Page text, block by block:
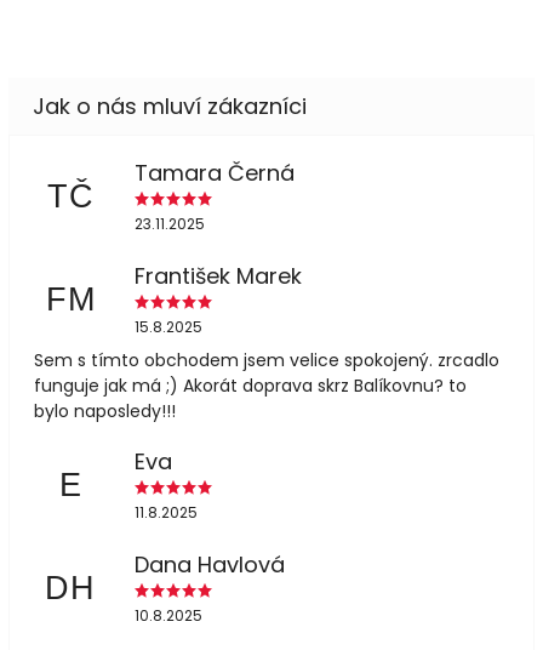
TČ
Tamara Černá
23.11.2025
FM
František Marek
15.8.2025
Sem s tímto obchodem jsem velice spokojený. zrcadlo
funguje jak má ;) Akorát doprava skrz Balíkovnu? to
bylo naposledy!!!
E
Eva
11.8.2025
DH
Dana Havlová
10.8.2025